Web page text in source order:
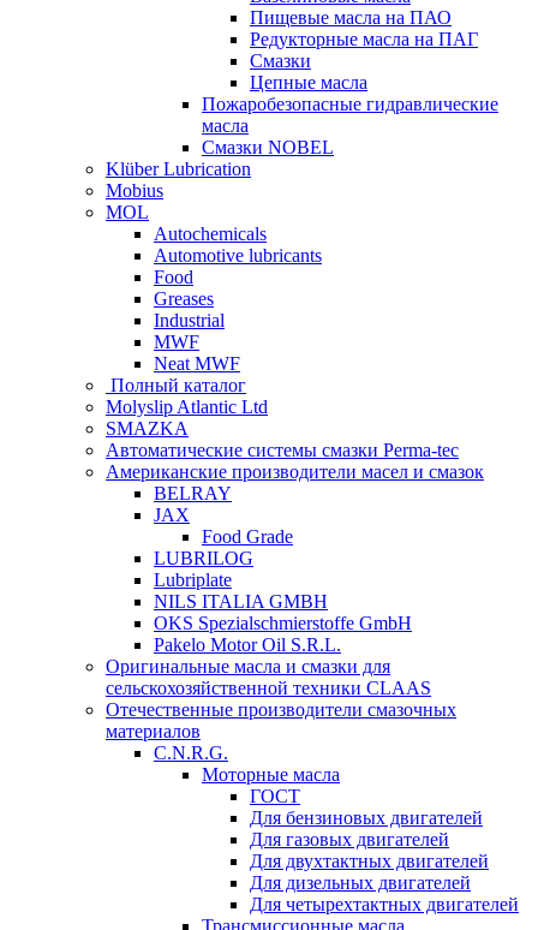
Пищевые масла на ПАО
Редукторные масла на ПАГ
Смазки
Цепные масла
Пожаробезопасные гидравлические
масла
Смазки NOBEL
Klüber Lubrication
Mobius
MOL
Autochemicals
Automotive lubricants
Food
Greases
Industrial
MWF
Neat MWF
Полный каталог
Molyslip Atlantic Ltd
SMAZKA
Автоматические системы смазки Perma-tec
Американские производители масел и смазок
BELRAY
JAX
Food Grade
LUBRILOG
Lubriplate
NILS ITALIA GMBH
OKS Spezialschmierstoffe GmbH
Pakelo Motor Oil S.R.L.
Оригинальные масла и смазки для
сельскохозяйственной техники CLAAS
Отечественные производители смазочных
материалов
C.N.R.G.
Моторные масла
ГОСТ
Для бензиновых двигателей
Для газовых двигателей
Для двухтактных двигателей
Для дизельных двигателей
Для четырехтактных двигателей
Трансмиссионные масла